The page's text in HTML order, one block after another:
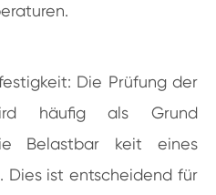
Die Prüfung der
häufig als Grund
Belastbar keit eines
Dies ist entscheidend für